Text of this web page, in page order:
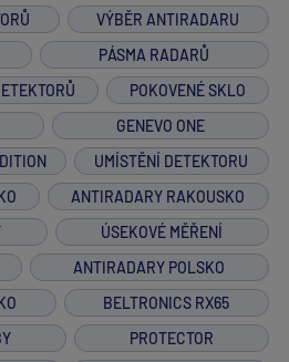
VÝBĚR ANTIRADARU
PÁSMA RADARŮ
POKOVENÉ SKLO
GENEVO ONE
UMÍSTĚNÍ DETEKTORU
ANTIRADARY RAKOUSKO
ÚSEKOVÉ MĚŘENÍ
ANTIRADARY POLSKO
BELTRONICS RX65
PROTECTOR